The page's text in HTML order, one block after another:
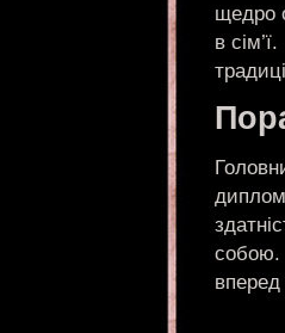
щедро
в
собою.
вперед